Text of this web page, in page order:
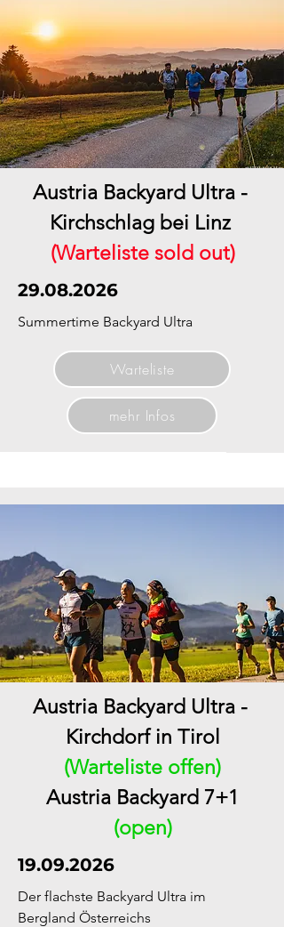
Austria Backyard Ultra -
Kirchschlag bei Linz
(Warteliste sold out)
29.08.2026
Summertime Backyard Ultra
Warteliste
mehr Infos
Austria Backyard Ultra -
Kirchdorf in Tirol
(Warteliste offen)
Austria Backyard 7+1
(open)
19.09.2026
Der flachste Backyard Ultra im
Bergland Österreichs